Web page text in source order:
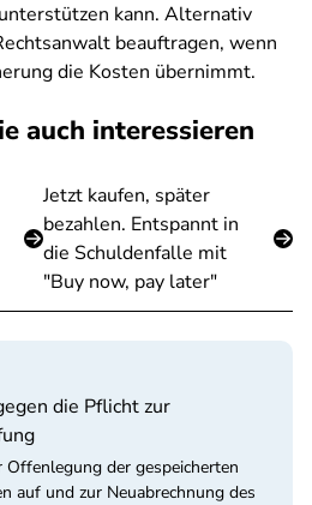
unterstützen kann. Alternativ
beauftragen, wenn
die Kosten übernimmt.
auch interessieren
Jetzt kaufen, später
bezahlen. Entspannt in
die Schuldenfalle mit
"Buy now, pay later"
die Pflicht zur
Offenlegung der gespeicherten
auf und zur Neuabrechnung des